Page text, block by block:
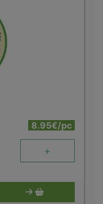
8.95€/pc
+